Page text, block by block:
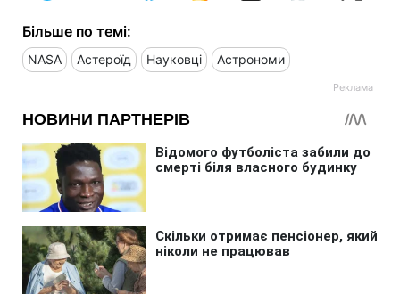
Більше по темі:
NASA Астероїд Науковці Астрономи